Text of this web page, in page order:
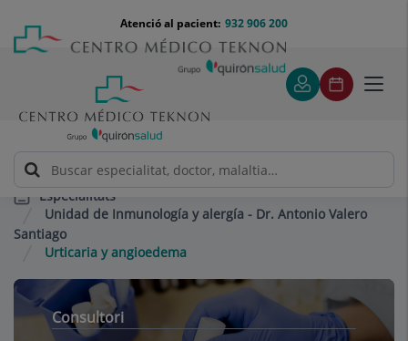
contingut
Menú
teléfono
cabecera
932 906 200
Atenció al pacient:
Especialitats
Unidad de Inmunología y alergía - Dr. Antonio Valero
Santiago
Urticaria y angioedema
Consultori